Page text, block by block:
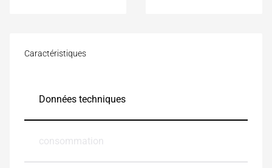
Caractéristiques
Données techniques
consommation